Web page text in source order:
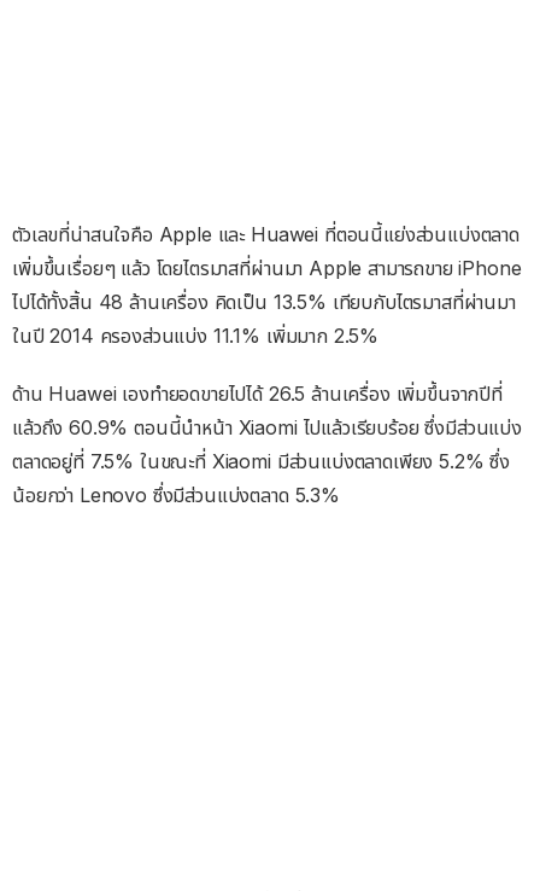
ตัวเลขที่น่าสนใจคือ Apple และ Huawei ที่ตอนนี้แย่งส่วนแบ่งตลาด
เพิ่มขึ้นเรื่อยๆ แล้ว โดยไตรมาสที่ผ่านมา Apple สามารถขาย iPhone
ไปได้ทั้งสิ้น 48 ล้านเครื่อง คิดเป็น 13.5% เทียบกับไตรมาสที่ผ่านมา
ในปี 2014 ครองส่วนแบ่ง 11.1% เพิ่มมาก 2.5%
ด้าน Huawei เองทำยอดขายไปได้ 26.5 ล้านเครื่อง เพิ่มขึ้นจากปีที่
แล้วถึง 60.9% ตอนนี้นำหน้า Xiaomi ไปแล้วเรียบร้อย ซึ่งมีส่วนแบ่ง
ตลาดอยู่ที่ 7.5% ในขณะที่ Xiaomi มีส่วนแบ่งตลาดเพียง 5.2% ซึ่ง
น้อยกว่า Lenovo ซึ่งมีส่วนแบ่งตลาด 5.3%